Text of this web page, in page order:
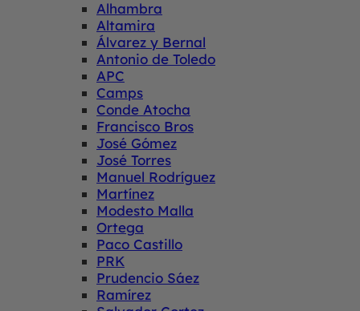
Alhambra
Altamira
Álvarez y Bernal
Antonio de Toledo
APC
Camps
Conde Atocha
Francisco Bros
José Gómez
José Torres
Manuel Rodríguez
Martínez
Modesto Malla
Ortega
Paco Castillo
PRK
Prudencio Sáez
Ramírez